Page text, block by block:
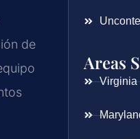
de
Areas
Virginia